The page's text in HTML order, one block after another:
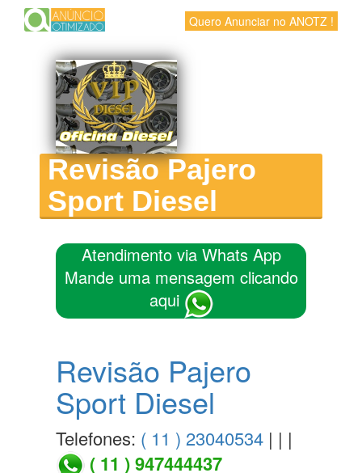
Quero Anunciar no ANOTZ !
Revisão Pajero
Sport Diesel
Atendimento via Whats App
Mande uma mensagem clicando
aqui
Revisão Pajero
Sport Diesel
Telefones: ( 11 ) 23040534 | | |
( 11 ) 947444437